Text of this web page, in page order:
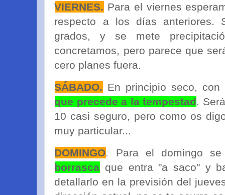
VIERNES. Para el viernes
respecto a los días anteriores.
grados, y se mete
concretamos, pero parece que
cero planes fuera.
SÁBADO. En principio seco,
que precede a la tempestad.
10 casi seguro, pero como os
muy particular...
DOMINGO . Para el domingo
borrasca que entra "a saco" y
detallarlo en la previsión del